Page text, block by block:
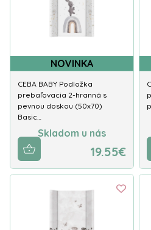
NOVINKA
CEBA BABY Podložka
prebaľovacia 2-hranná s
pevnou doskou (50x70)
Basic…
Skladom u nás
19.55€